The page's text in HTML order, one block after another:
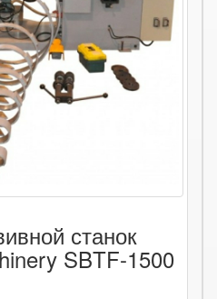
станок
SBTF-1500